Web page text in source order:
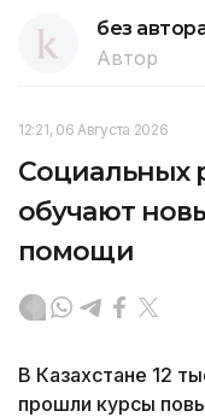
без
Автор
12:21, 06 Августа 2026
Социальных
обучают
помощи
В Казахстане 12
прошли курсы